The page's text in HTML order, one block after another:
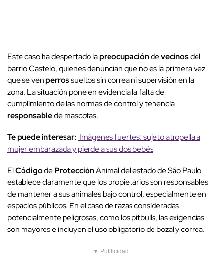
Este caso ha despertado lapreocupacióndevecinosdel
barrio Castelo, quienes denuncian que no es la primera vez
que se venperrossueltos sin correa ni supervisión en la
zona. La situación pone en evidencia la falta de
cumplimiento de las normas de control y tenencia
responsablede mascotas.
Te puede interesar: Imágenes fuertes: sujeto atropella a
mujer embarazada y pierde a sus dos bebés
ElCódigodeProtecciónAnimal del estado de São Paulo
establece claramente que los propietarios son responsables
de mantener a sus animales bajo control, especialmente en
espacios públicos. En el caso de razas consideradas
potencialmente peligrosas, como los pitbulls, las exigencias
son mayores e incluyen el uso obligatorio de bozal y correa.
▼ Publicidad